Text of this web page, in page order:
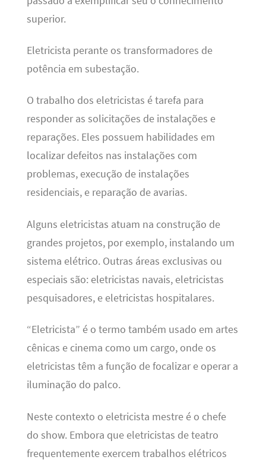
superior.
Eletricista perante os transformadores de
potência em subestação.
O trabalho dos eletricistas é tarefa para
responder as solicitações de instalações e
reparações. Eles possuem habilidades em
localizar defeitos nas instalações com
problemas, execução de instalações
residenciais, e reparação de avarias.
Alguns eletricistas atuam na construção de
grandes projetos, por exemplo, instalando um
sistema elétrico. Outras áreas exclusivas ou
especiais são: eletricistas navais, eletricistas
pesquisadores, e eletricistas hospitalares.
“Eletricista” é o termo também usado em artes
cênicas e cinema como um cargo, onde os
eletricistas têm a função de focalizar e operar a
iluminação do palco.
Neste contexto o eletricista mestre é o chefe
do show. Embora que eletricistas de teatro
frequentemente exercem trabalhos elétricos